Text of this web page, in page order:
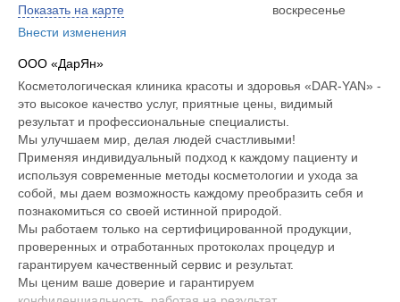
Показать на карте
Внести изменения
воскресенье
ООО «ДарЯн»
Косметологическая клиника красоты и здоровья «DAR-YAN» -
это высокое качество услуг, приятные цены, видимый
результат и профессиональные специалисты.
Мы улучшаем мир, делая людей счастливыми!
Применяя индивидуальный подход к каждому пациенту и
используя современные методы косметологии и ухода за
собой, мы даем возможность каждому преобразить себя и
познакомиться со своей истинной природой.
Мы работаем только на сертифицированной продукции,
проверенных и отработанных протоколах процедур и
гарантируем качественный сервис и результат.
Мы ценим ваше доверие и гарантируем